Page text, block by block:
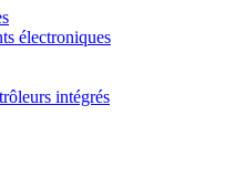
électroniques
intégrés